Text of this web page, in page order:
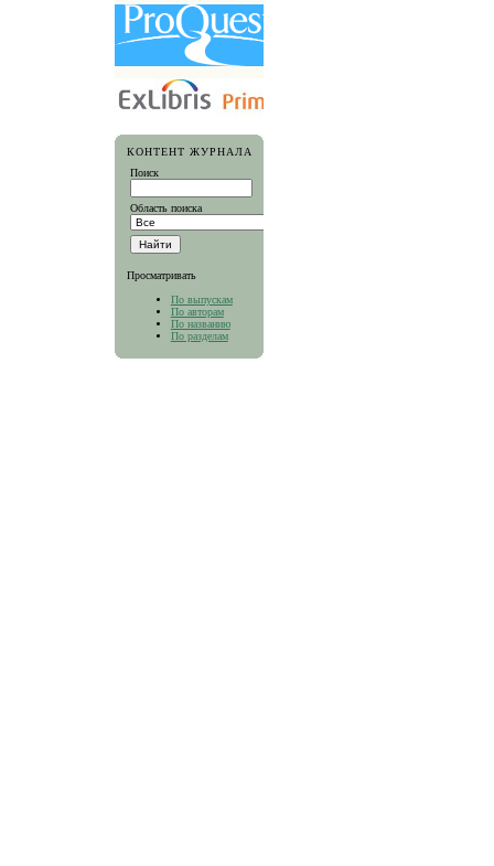
КОНТЕНТ ЖУРНАЛА
Поиск
Область поиска
Просматривать
По выпускам
По авторам
По названию
По разделам